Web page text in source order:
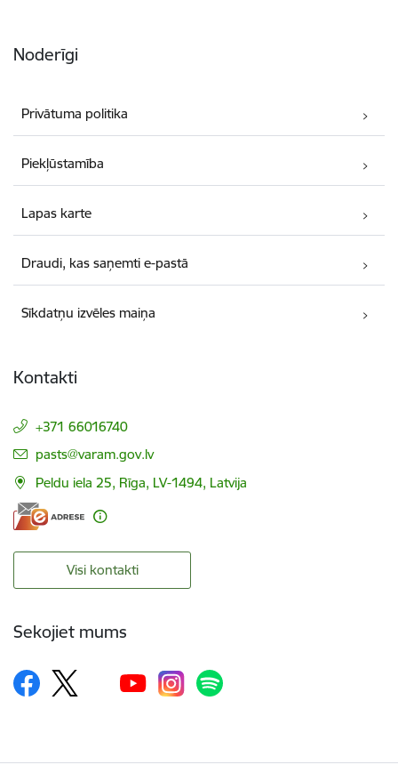
Noderīgi
Privātuma politika
Piekļūstamība
Lapas karte
Draudi, kas saņemti e-pastā
Sīkdatņu izvēles maiņa
Kontakti
+371 66016740
E-pasts:
pasts@varam.gov.lv
Peldu iela 25, Rīga, LV-1494, Latvija
Visi kontakti
Sekojiet mums